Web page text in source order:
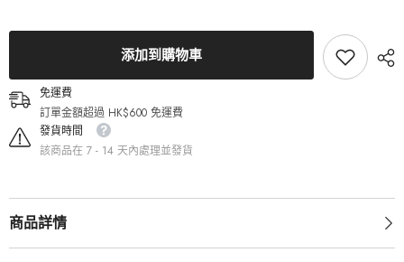
（2
數
量
（2
數
添加到購物車
免運費
訂單金額超過 HK$600 免運費
發貨時間
該商品在 7 - 14 天內處理並發貨
商品詳情